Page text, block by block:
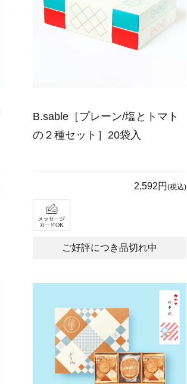
B.sable［プレーン/塩とトマト
の２種セット］20袋入
2,592円 (税込)
ご好評につき品切れ中